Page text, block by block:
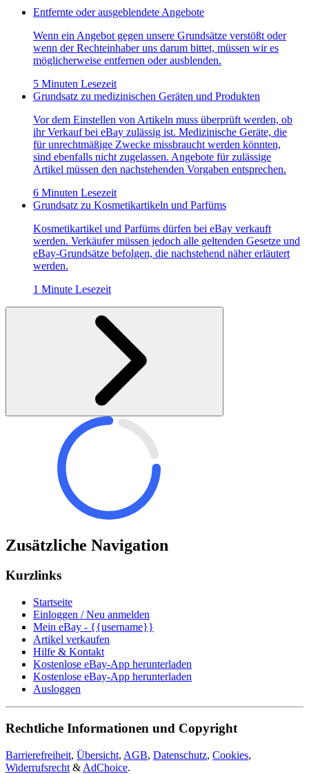
Entfernte oder ausgeblendete Angebote
Wenn ein Angebot gegen unsere Grundsätze verstößt oder
wenn der Rechteinhaber uns darum bittet, müssen wir es
möglicherweise entfernen oder ausblenden.
5 Minuten Lesezeit
Grundsatz zu medizinischen Geräten und Produkten
Vor dem Einstellen von Artikeln muss überprüft werden, ob
ihr Verkauf bei eBay zulässig ist. Medizinische Geräte, die
für unrechtmäßige Zwecke missbraucht werden könnten,
sind ebenfalls nicht zugelassen. Angebote für zulässige
Artikel müssen den nachstehenden Vorgaben entsprechen.
6 Minuten Lesezeit
Grundsatz zu Kosmetikartikeln und Parfüms
Kosmetikartikel und Parfüms dürfen bei eBay verkauft
werden. Verkäufer müssen jedoch alle geltenden Gesetze und
eBay-Grundsätze befolgen, die nachstehend näher erläutert
werden.
1 Minute Lesezeit
Zusätzliche Navigation
Kurzlinks
Startseite
Einloggen / Neu anmelden
Mein eBay - {{username}}
Artikel verkaufen
Hilfe & Kontakt
Kostenlose eBay-App herunterladen
Kostenlose eBay-App herunterladen
Ausloggen
Rechtliche Informationen und Copyright
Barrierefreiheit, Übersicht, AGB, Datenschutz, Cookies,
Widerrufsrecht & AdChoice.